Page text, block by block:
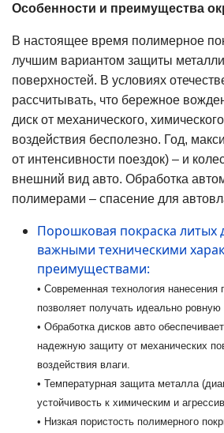
Особенности и преимущества
В настоящее время полимерное
лучшим вариантом защиты
поверхностей. В условиях
рассчитывать, что бережное
диск от механического,
воздействия бесполезно. Год,
от интенсивности поездок) – и
внешний вид авто. Обработка
полимерами – спасение для
Порошковая покраска литых
важными техническими
преимуществами:
• Современная технология нанесения
позволяет получать идеально ровную
• Обработка дисков авто
надежную защиту от механических
воздействия влаги.
• Температурная защита металла
устойчивость к химическим и
• Низкая пористость полимерного